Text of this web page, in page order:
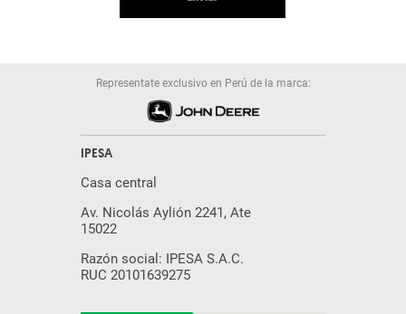
Representate exclusivo en Perú de la marca:
IPESA
Casa central
Av. Nicolás Aylión 2241, Ate
15022
Razón social: IPESA S.A.C.
RUC 20101639275